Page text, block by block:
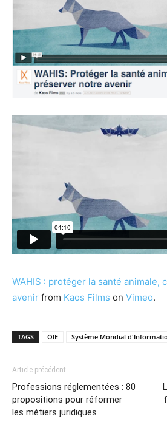
WAHIS : protéger la santé animale,
avenir from Kaos Films on Vimeo.
TAGS OIE Système Mondial
Article précédent
Professions réglementées : 80
propositions pour réformer
les métiers juridiques